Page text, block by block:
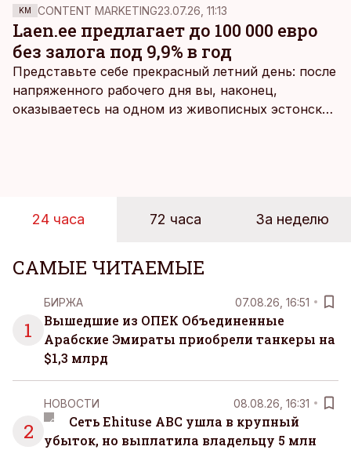
KM CONTENT MARKETING23.07.26, 11:13
Laen.ee предлагает до 100 000 евро
без залога под 9,9% в год
Представьте себе прекрасный летний день: после
напряженного рабочего дня вы, наконец,
оказываетесь на одном из живописных эстонских
24 часа 72 часа За неделю
САМЫЕ ЧИТАЕМЫЕ
1
БИРЖА 07.08.26, 16:51
Вышедшие из ОПЕК Объединенные
Арабские Эмираты приобрели танкеры на
$1,3 млрд
2
НОВОСТИ 08.08.26, 16:31
Сеть Ehituse ABC ушла в крупный
убыток, но выплатила владельцу 5 млн